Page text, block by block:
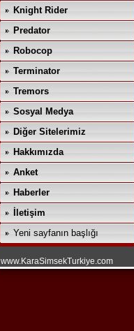
Knight Rider
Predator
Robocop
Terminator
Tremors
Sosyal Medya
Diğer Sitelerimiz
Hakkımızda
Anket
Haberler
İletişim
Yeni sayfanın başlığı
www.KaraSimsekTurkiye.com